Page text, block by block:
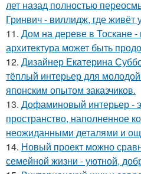
лет назад полностью
Гринвич - виллидж, где живёт
11. Дом на дереве в Тоскане -
архитектура может быть
12. Дизайнер Екатерина
тёплый интерьер для
японским опытом заказчиков.
13. Дофаминовый интерьер -
пространство, наполненное
неожиданными деталями и
14. Новый проект можно
семейной жизни - уютной,